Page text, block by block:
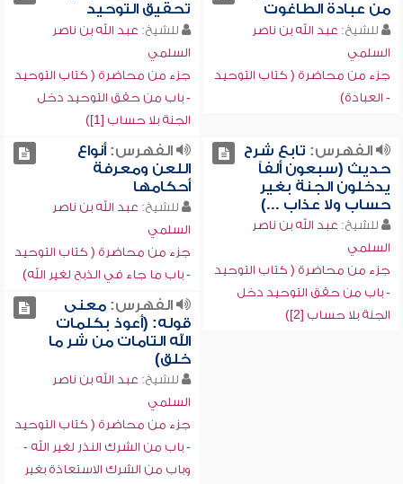
من عبادة الطاغوت
للشيخ: عبد الله بن ناصر
السلمي
جزء من محاضرة ( كتاب التوحيد
- العبادة)
تحقيق التوحيد
للشيخ: عبد الله بن ناصر
السلمي
جزء من محاضرة ( كتاب التوحيد
- باب من حقق التوحيد دخل
الجنة بلا حساب [1])
الفهرس: تابع شرح
حديث (سبعون ألفاً
يدخلون الجنة بغير
حساب ولا عذاب ...)
للشيخ: عبد الله بن ناصر
السلمي
جزء من محاضرة ( كتاب التوحيد
- باب من حقق التوحيد دخل
الجنة بلا حساب [2])
الفهرس:أنواع
اللعن ومعرفة
أحكامها
للشيخ: عبد الله بن ناصر
السلمي
جزء من محاضرة ( كتاب التوحيد
- باب ما جاء في الذبح لغير الله)
الفهرس:معنى
قوله: (أعوذ بكلمات
الله التامات من شر ما
خلق)
للشيخ: عبد الله بن ناصر
السلمي
جزء من محاضرة ( كتاب التوحيد
- باب من الشرك النذر لغير الله -
وباب من الشرك الاستعاذة بغير